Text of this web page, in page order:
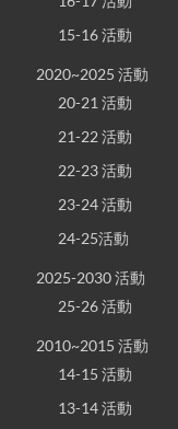
15-16 活動
2020~2025 活動
20-21 活動
21-22 活動
22-23 活動
23-24 活動
24-25活動
2025-2030 活動
25-26 活動
2010~2015 活動
14-15 活動
13-14 活動